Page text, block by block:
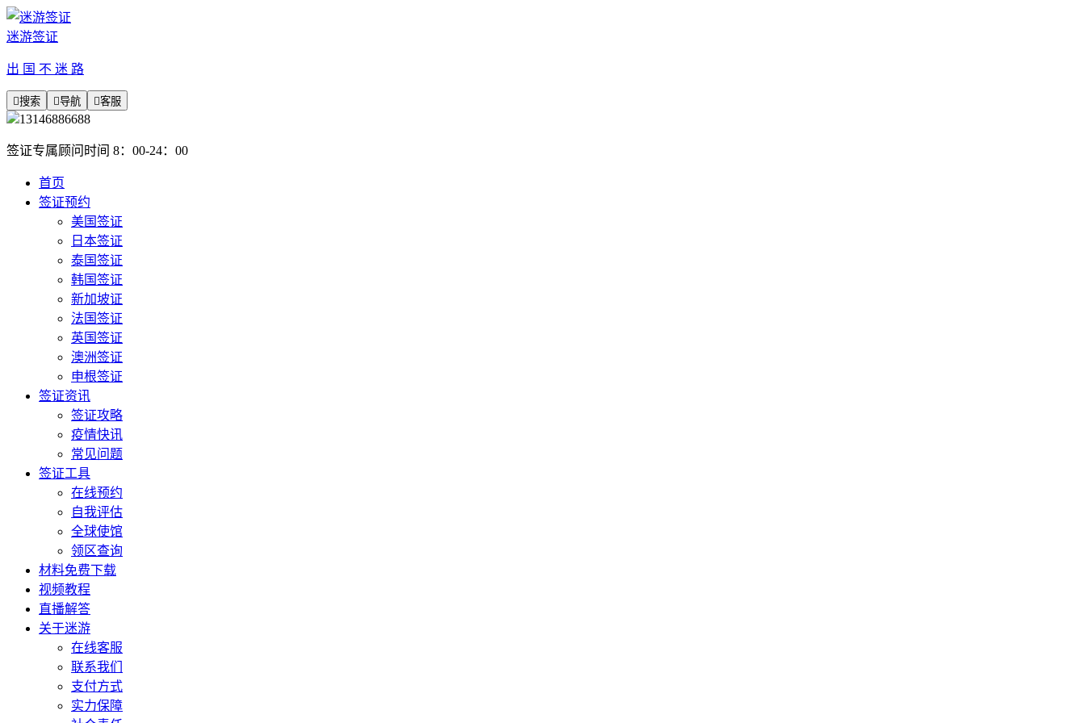
迷游签证
出 国 不 迷 路
搜索 导航 客服
13146886688
签证专属顾问时间 8：00-24：00
首页
签证预约
美国签证
日本签证
泰国签证
韩国签证
新加坡证
法国签证
英国签证
澳洲签证
申根签证
签证资讯
签证攻略
疫情快讯
常见问题
签证工具
在线预约
自我评估
全球使馆
领区查询
材料免费下载
视频教程
直播解答
关于迷游
在线客服
联系我们
支付方式
实力保障